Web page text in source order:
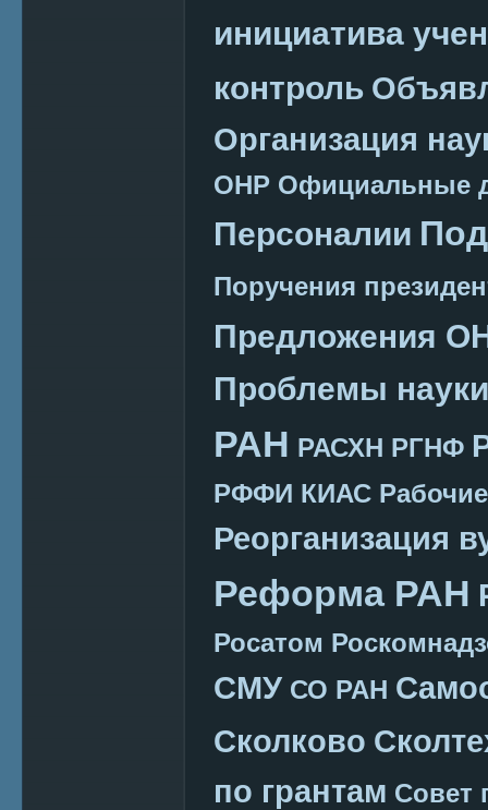
инициатива
контроль
Организация
ОНР Официальные
Персоналии
Поручения
Предложения
Проблемы науки
РАН РАСХН РГНФ
РФФИ КИАС
Реорганизация
Реформа РАН
Росатом
СМУ СО РАН
Сколково
по грантам Совет